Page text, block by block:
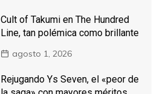
Cult of Takumi en The Hundred
Line, tan polémica como brillante
agosto 1, 2026
Rejugando Ys Seven, el «peor de